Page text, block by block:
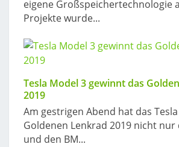
eigene Großspeichertechnologie
Projekte wurde...
Tesla Model 3 gewinnt das
2019
Am gestrigen Abend hat das
Goldenen Lenkrad 2019 nicht nur
und den BM...